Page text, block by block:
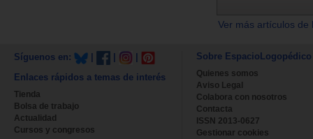
Ver más artículos
Síguenos en:
Enlaces rápidos a temas de interés
Tienda
Bolsa de trabajo
Actualidad
Cursos y congresos
Sobre EspacioLogopédico
Quienes somos
Aviso Legal
Colabora con nosotros
Contacta
ISSN 2013-0627
Gestionar cookies